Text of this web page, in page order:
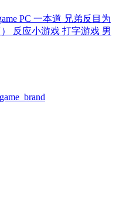
PC 一本道 兄弟反目为
反应小游戏 打字游戏 男